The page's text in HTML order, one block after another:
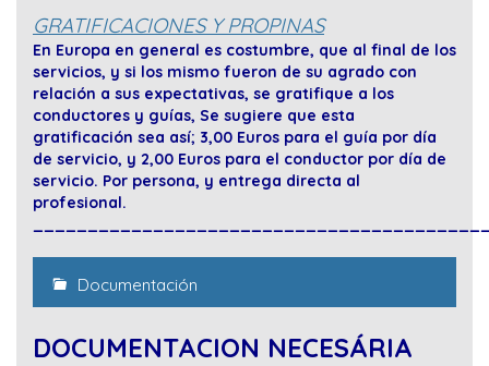
GRATIFICACIONES Y PROPINAS
En Europa en general es costumbre, que al final de los
servicios, y si los mismo fueron de su agrado con
relación a sus expectativas, se gratifique a los
conductores y guías, Se sugiere que esta
gratificación sea así; 3,00 Euros para el guía por día
de servicio, y 2,00 Euros para el conductor por día de
servicio. Por persona, y entrega directa al
profesional.
Documentación
DOCUMENTACION NECESÁRIA